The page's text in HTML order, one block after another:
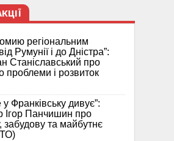
регіональним
Румунії і до Дністра”:
Станіславський про
проблеми і розвиток
Франківську дивує”:
Ігор Панчишин про
забудову та майбутнє